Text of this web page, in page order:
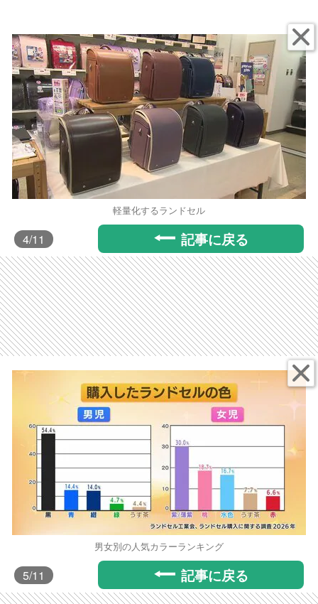
軽量化するランドセル
4/11 記事に戻る
男女別の人気カラーランキング
5/11 記事に戻る